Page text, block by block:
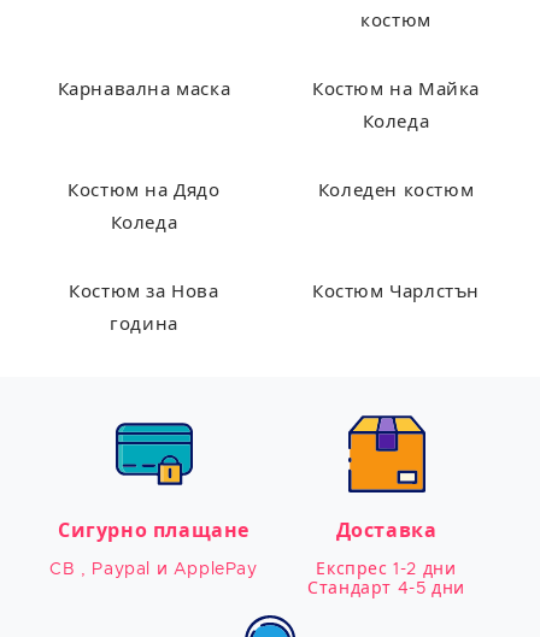
костюм
Карнавална маска
Костюм на Майка
Коледа
Костюм на Дядо
Коледа
Коледен костюм
Костюм за Нова
година
Костюм Чарлстън
Сигурно плащане
CB , Paypal и ApplePay
Доставка
Експрес 1-2 дни
Стандарт 4-5 дни